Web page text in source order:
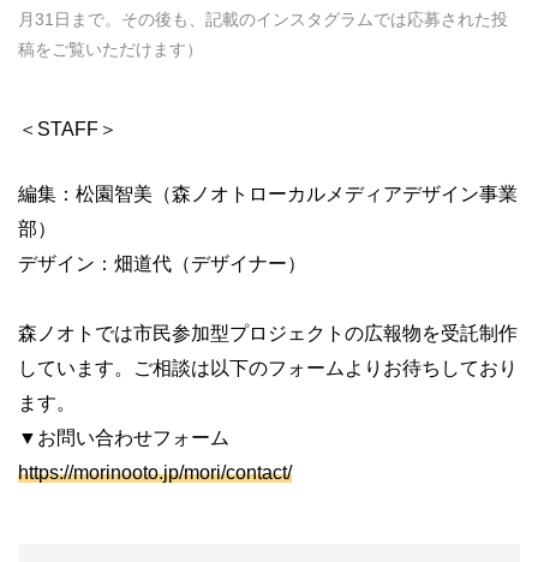
月31日まで。その後も、記載のインスタグラムでは応募された投
稿をご覧いただけます）
＜STAFF＞
編集：松園智美（森ノオトローカルメディアデザイン事業
部）
デザイン：畑道代（デザイナー）
森ノオトでは市民参加型プロジェクトの広報物を受託制作
しています。ご相談は以下のフォームよりお待ちしており
ます。
▼お問い合わせフォーム
https://morinooto.jp/mori/contact/